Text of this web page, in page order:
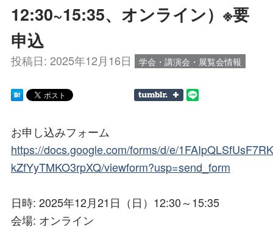
12:30~15:35、オンライン）※要
申込
投稿日: 2025年12月16日 学会・講演会・展覧会情報
お申し込みフォーム
https://docs.google.com/forms/d/e/
kZfYyTMKO3rpXQ/viewform?usp=send_form
日時: 2025年12月21日（日）12:30～15:35
会場: オンライン